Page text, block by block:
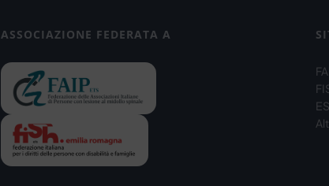
ASSOCIAZIONE FEDERATA A